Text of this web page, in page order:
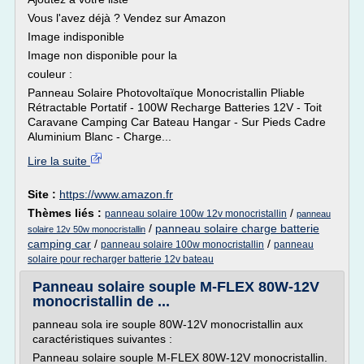
Vous l'avez déjà ? Vendez sur Amazon
Image indisponible
Image non disponible pour la
couleur :
Panneau Solaire Photovoltaïque Monocristallin Pliable
Rétractable Portatif - 100W Recharge Batteries 12V - Toit
Caravane Camping Car Bateau Hangar - Sur Pieds Cadre
Aluminium Blanc - Charge...
Lire la suite
Site : https://www.amazon.fr
Thèmes liés : panneau solaire 100w 12v monocristallin / panneau
solaire 12v 50w monocristallin / panneau solaire charge batterie
camping car / panneau solaire 100w monocristallin / panneau
solaire pour recharger batterie 12v bateau
Panneau solaire souple M-FLEX 80W-12V
monocristallin de ...
panneau sola ire souple 80W-12V monocristallin aux
caractéristiques suivantes :
Panneau solaire souple M-FLEX 80W-12V monocristallin.